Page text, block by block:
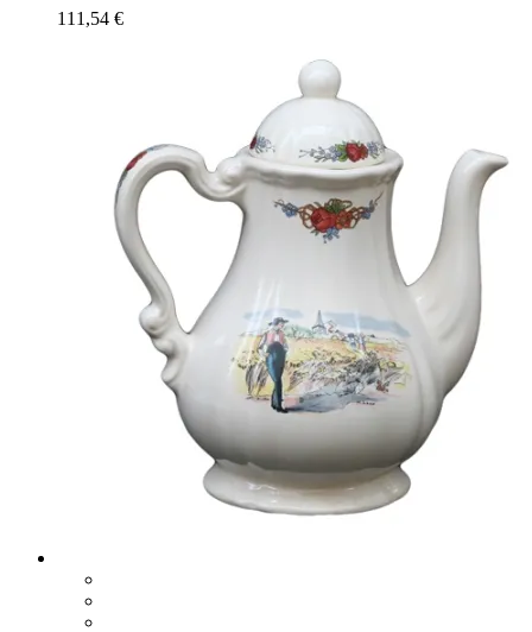
111,54 €